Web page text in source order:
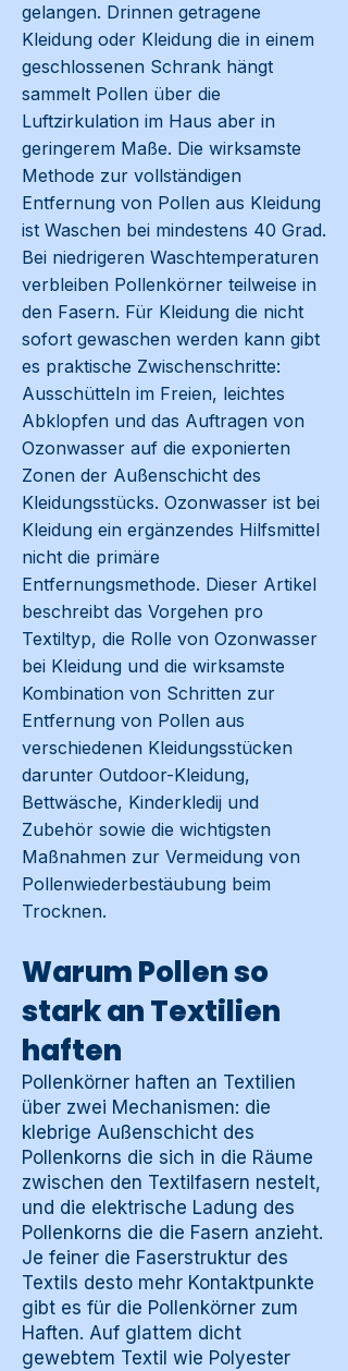
gelangen. Drinnen getragene
Kleidung oder Kleidung die in einem
geschlossenen Schrank hängt
sammelt Pollen über die
Luftzirkulation im Haus aber in
geringerem Maße. Die wirksamste
Methode zur vollständigen
Entfernung von Pollen aus Kleidung
ist Waschen bei mindestens 40 Grad.
Bei niedrigeren Waschtemperaturen
verbleiben Pollenkörner teilweise in
den Fasern. Für Kleidung die nicht
sofort gewaschen werden kann gibt
es praktische Zwischenschritte:
Ausschütteln im Freien, leichtes
Abklopfen und das Auftragen von
Ozonwasser auf die exponierten
Zonen der Außenschicht des
Kleidungsstücks. Ozonwasser ist bei
Kleidung ein ergänzendes Hilfsmittel
nicht die primäre
Entfernungsmethode. Dieser Artikel
beschreibt das Vorgehen pro
Textiltyp, die Rolle von Ozonwasser
bei Kleidung und die wirksamste
Kombination von Schritten zur
Entfernung von Pollen aus
verschiedenen Kleidungsstücken
darunter Outdoor-Kleidung,
Bettwäsche, Kinderkledij und
Zubehör sowie die wichtigsten
Maßnahmen zur Vermeidung von
Pollenwiederbestäubung beim
Trocknen.
Warum Pollen so
stark an Textilien
haften
Pollenkörner haften an Textilien
über zwei Mechanismen: die
klebrige Außenschicht des
Pollenkorns die sich in die Räume
zwischen den Textilfasern nestelt,
und die elektrische Ladung des
Pollenkorns die die Fasern anzieht.
Je feiner die Faserstruktur des
Textils desto mehr Kontaktpunkte
gibt es für die Pollenkörner zum
Haften. Auf glattem dicht
gewebtem Textil wie Polyester